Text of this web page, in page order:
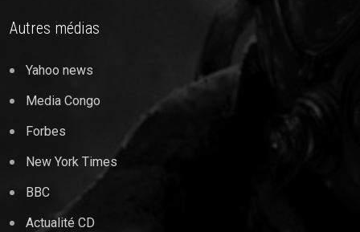
Autres médias
Yahoo news
Media Congo
Forbes
New York Times
BBC
Actualité CD